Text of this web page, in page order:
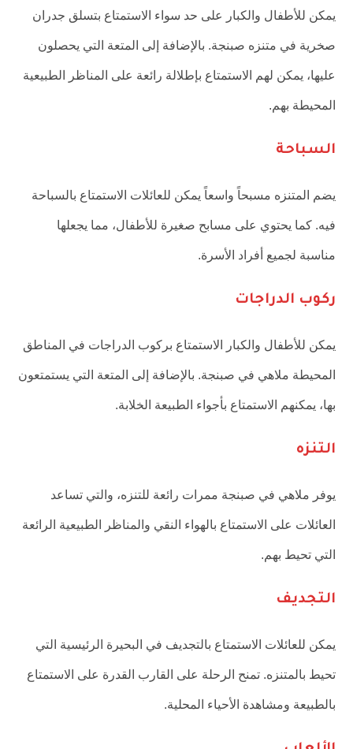
يمكن للأطفال والكبار على حد سواء الاستمتاع بتسلق جدران
صخرية في متنزه صبنجة. بالإضافة إلى المتعة التي يحصلون
عليها، يمكن لهم الاستمتاع بإطلالة رائعة على المناظر الطبيعية
المحيطة بهم.
السباحة
يضم المتنزه مسبحاً واسعاً يمكن للعائلات الاستمتاع بالسباحة
فيه. كما يحتوي على مسابح صغيرة للأطفال، مما يجعلها
مناسبة لجميع أفراد الأسرة.
ركوب الدراجات
يمكن للأطفال والكبار الاستمتاع بركوب الدراجات في المناطق
المحيطة ملاهي في صبنجة. بالإضافة إلى المتعة التي يستمتعون
بها، يمكنهم الاستمتاع بأجواء الطبيعة الخلابة.
التنزه
يوفر ملاهي في صبنجة ممرات رائعة للتنزه، والتي تساعد
العائلات على الاستمتاع بالهواء النقي والمناظر الطبيعية الرائعة
التي تحيط بهم.
التجديف
يمكن للعائلات الاستمتاع بالتجديف في البحيرة الرئيسية التي
تحيط بالمتنزه. تمنح الرحلة على القارب القدرة على الاستمتاع
بالطبيعة ومشاهدة الأحياء المحلية.